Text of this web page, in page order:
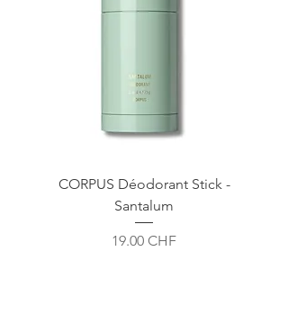
CORPUS Déodorant Stick -
Santalum
Prix
19.00 CHF